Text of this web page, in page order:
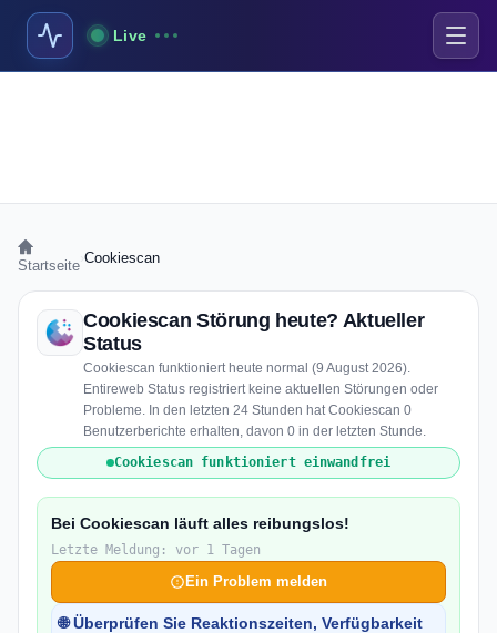
Live
Startseite Cookiescan
Cookiescan Störung heute? Aktueller
Status
Cookiescan funktioniert heute normal (9 August 2026).
Entireweb Status registriert keine aktuellen Störungen oder
Probleme. In den letzten 24 Stunden hat Cookiescan 0
Benutzerberichte erhalten, davon 0 in der letzten Stunde.
Cookiescan funktioniert einwandfrei
Bei Cookiescan läuft alles reibungslos!
Letzte Meldung: vor 1 Tagen
Ein Problem melden
🌐 Überprüfen Sie Reaktionszeiten, Verfügbarkeit